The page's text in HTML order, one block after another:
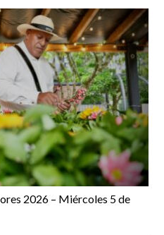
2026 – Miércoles 5 de